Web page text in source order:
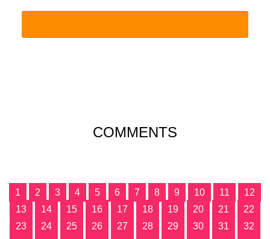
COMMENTS
1 2 3 4 5 6 7 8 9 10 11
12
13
14 15 16 17 18 19 20 21
22
23
24 25 26 27 28 29 30 31
32